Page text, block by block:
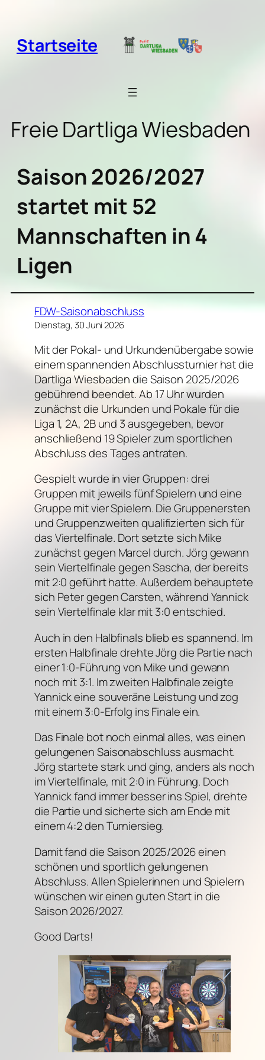
springen
Startseite
Freie Dartliga Wiesbaden
Saison 2026/2027
startet mit 52
Mannschaften in 4
Ligen
FDW-Saisonabschluss
Dienstag, 30 Juni 2026
Mit der Pokal- und Urkundenübergabe sowie
einem spannenden Abschlussturnier hat die
Dartliga Wiesbaden die Saison 2025/2026
gebührend beendet. Ab 17 Uhr wurden
zunächst die Urkunden und Pokale für die
Liga 1, 2A, 2B und 3 ausgegeben, bevor
anschließend 19 Spieler zum sportlichen
Abschluss des Tages antraten.
Gespielt wurde in vier Gruppen: drei
Gruppen mit jeweils fünf Spielern und eine
Gruppe mit vier Spielern. Die Gruppenersten
und Gruppenzweiten qualifizierten sich für
das Viertelfinale. Dort setzte sich Mike
zunächst gegen Marcel durch. Jörg gewann
sein Viertelfinale gegen Sascha, der bereits
mit 2:0 geführt hatte. Außerdem behauptete
sich Peter gegen Carsten, während Yannick
sein Viertelfinale klar mit 3:0 entschied.
Auch in den Halbfinals blieb es spannend. Im
ersten Halbfinale drehte Jörg die Partie nach
einer 1:0-Führung von Mike und gewann
noch mit 3:1. Im zweiten Halbfinale zeigte
Yannick eine souveräne Leistung und zog
mit einem 3:0-Erfolg ins Finale ein.
Das Finale bot noch einmal alles, was einen
gelungenen Saisonabschluss ausmacht.
Jörg startete stark und ging, anders als noch
im Viertelfinale, mit 2:0 in Führung. Doch
Yannick fand immer besser ins Spiel, drehte
die Partie und sicherte sich am Ende mit
einem 4:2 den Turniersieg.
Damit fand die Saison 2025/2026 einen
schönen und sportlich gelungenen
Abschluss. Allen Spielerinnen und Spielern
wünschen wir einen guten Start in die
Saison 2026/2027.
Good Darts!